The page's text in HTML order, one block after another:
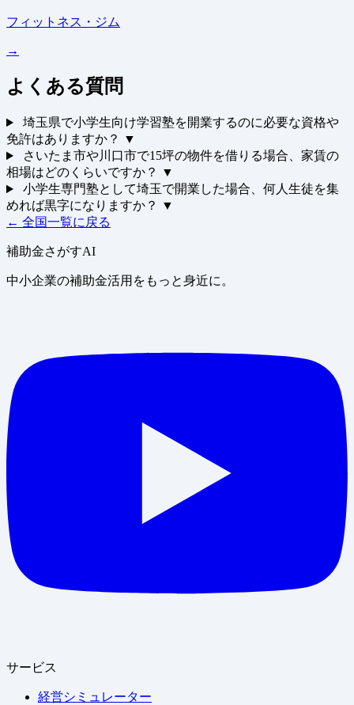
フィットネス・ジム
→
よくある質問
埼玉県で小学生向け学習塾を開業するのに必要な資格や
免許はありますか？
▼
さいたま市や川口市で15坪の物件を借りる場合、家賃の
相場はどのくらいですか？
▼
小学生専門塾として埼玉で開業した場合、何人生徒を集
めれば黒字になりますか？
▼
← 全国一覧に戻る
補助金さがすAI
中小企業の補助金活用をもっと身近に。
サービス
経営シミュレーター